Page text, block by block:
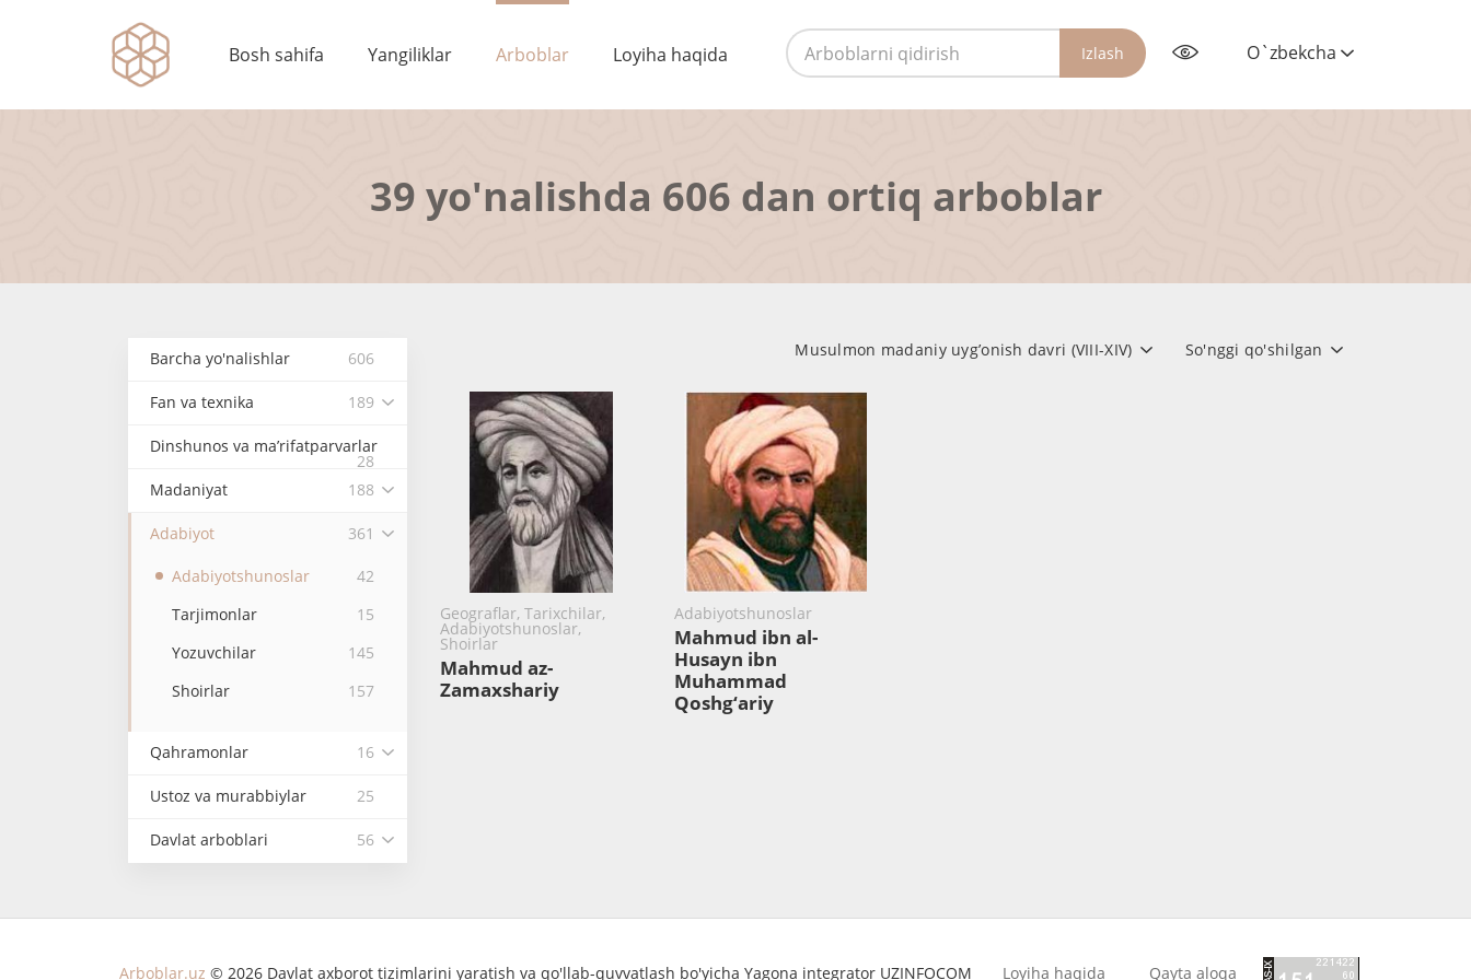
Bosh sahifa Yangiliklar Arboblar Loyiha haqida Izlash O`zbekcha
39 yo'nalishda 606 dan ortiq arboblar
Barcha yo'nalishlar 606
Fan va texnika 189
Dinshunos va ma’rifatparvarlar
28
Madaniyat
188
Adabiyot 361
Adabiyotshunoslar
42
Tarjimonlar
15
Yozuvchilar
145
Shoirlar
157
Qahramonlar 16
Ustoz va murabbiylar 25
Davlat arboblari 56
So'nggi qo'shilgan
Musulmon madaniy uyg’onish davri (VIII-XIV)
Geograflar, Tarixchilar,
Adabiyotshunoslar,
Shoirlar
Mahmud az-
Zamaxshariy
Adabiyotshunoslar
Mahmud ibn al-
Husayn ibn
Muhammad
Qoshg‘ariy
Arboblar.uz © 2026 Davlat axborot tizimlarini yaratish va qo'llab-quvvatlash bo'yicha Yagona integrator UZINFOCOM Loyiha haqida Qayta aloqa